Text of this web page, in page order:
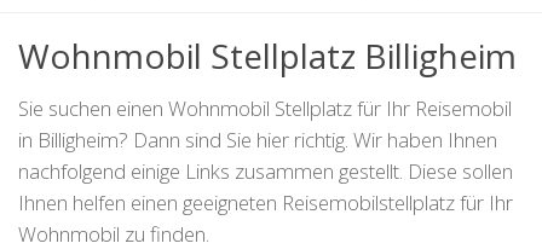
Wohnmobil Stellplatz Billigheim
Sie suchen einen Wohnmobil Stellplatz für Ihr Reisemobil
in Billigheim? Dann sind Sie hier richtig. Wir haben Ihnen
nachfolgend einige Links zusammen gestellt. Diese sollen
Ihnen helfen einen geeigneten Reisemobilstellplatz für Ihr
Wohnmobil zu finden.